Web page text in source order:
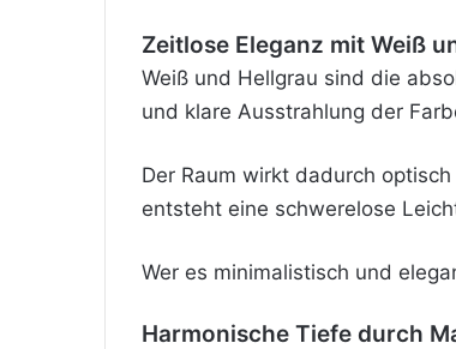
Zeitlose Eleganz mit Weiß
Weiß und Hellgrau sind die
und klare Ausstrahlung der
Der Raum wirkt dadurch
entsteht eine schwerelose
Wer es minimalistisch und
Harmonische Tiefe durch